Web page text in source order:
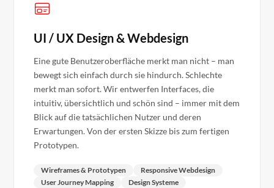
UI / UX Design & Webdesign
Eine gute Benutzeroberfläche merkt man nicht – man
bewegt sich einfach durch sie hindurch. Schlechte
merkt man sofort. Wir entwerfen Interfaces, die
intuitiv, übersichtlich und schön sind – immer mit dem
Blick auf die tatsächlichen Nutzer und deren
Erwartungen. Von der ersten Skizze bis zum fertigen
Prototypen.
Wireframes & Prototypen
Responsive Webdesign
User Journey Mapping
Design Systeme